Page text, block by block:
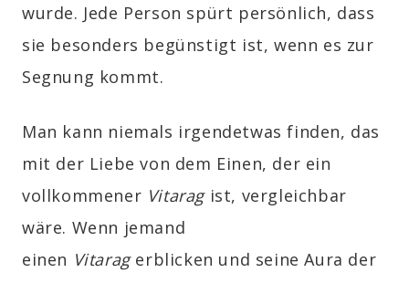
wurde. Jede Person spürt persönlich, dass
sie besonders begünstigt ist, wenn es zur
Segnung kommt.
Man kann niemals irgendetwas finden, das
mit der Liebe von dem Einen, der ein
vollkommener Vitaragist, vergleichbar
wäre. Wenn jemand
einen Vitaragerblicken und seine Aura der